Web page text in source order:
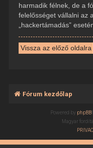
harmadik félnek, de a
felelősséget vállalni az
„hackertámadás”
Vissza az előző oldalra
Fórum kezdőlap
Powered by phpBB
Magyar